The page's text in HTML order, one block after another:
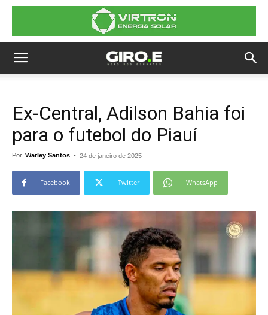
Ex-Central, Adilson Bahia foi
para o futebol do Piauí
Por Warley Santos - 24 de janeiro de 2025
Facebook Twitter WhatsApp